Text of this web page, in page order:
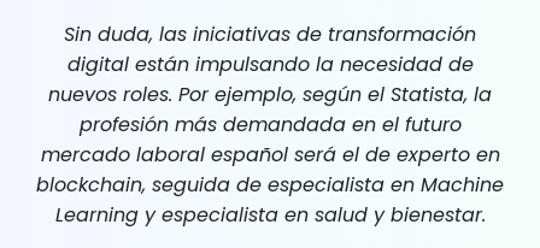
Sin duda, las iniciativas de transformación
digital están impulsando la necesidad de
nuevos roles. Por ejemplo, según el Statista, la
profesión más demandada en el futuro
mercado laboral español será el de experto en
blockchain, seguida de especialista en Machine
Learning y especialista en salud y bienestar.